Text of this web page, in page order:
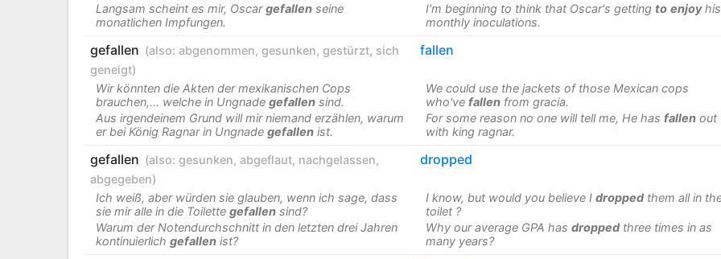
Langsam scheint es mir, Oscargefallenseine
monatlichen Impfungen.
I'm beginning to think that Oscar's getting to enjoyhis
monthly inoculations.
gefallen (also: abgenommen, gesunken, gestürzt, sich
geneigt)
fallen
Wir könnten die Akten der mexikanischen Cops
brauchen,... welche in Ungnade gefallensind.
We could use the jackets of those Mexican cops
who've fallenfrom gracia.
Aus irgendeinem Grund will mir niemand erzählen, warum
er bei König Ragnar in Ungnade gefallenist.
For some reason no one will tell me, He has fallenout
with king ragnar.
gefallen (also: gesunken, abgeflaut, nachgelassen,
abgegeben)
dropped
Ich weiß, aber würden sie glauben, wenn ich sage, dass
sie mir alle in die Toilette gefallensind?
I know, but would you believe I droppedthem all in
toilet ?
Warum der Notendurchschnitt in den letzten drei Jahren
kontinuierlich gefallenist?
Why our average GPA has droppedthree times in as
many years?